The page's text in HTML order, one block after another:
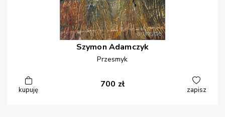
Szymon Adamczyk
Przesmyk
kupuję
700 zł
zapisz